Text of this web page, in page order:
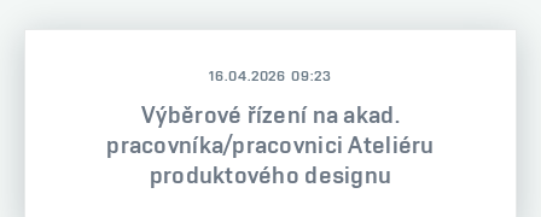
16.04.2026 09:23
Výběrové řízení na akad.
pracovníka/pracovnici Ateliéru
produktového designu